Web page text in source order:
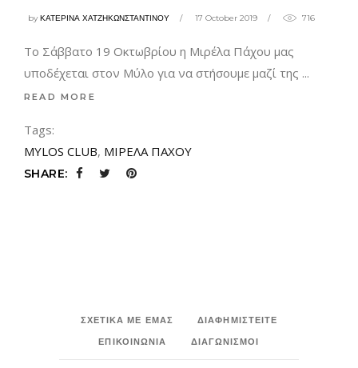
byΚΑΤΕΡΙΝΑ ΧΑΤΖΗΚΩΝΣΤΑΝΤΙΝΟΥ 17 October 2019 716
Το Σάββατο 19 Οκτωβρίου η Μιρέλα Πάχου μας
υποδέχεται στον Μύλο για να στήσουμε μαζί της
READ MORE
Tags:
MYLOS CLUB, ΜΙΡΕΛΑ ΠΑΧΟΥ
SHARE:
ΣΧΕΤΙΚΑ ΜΕ ΕΜΑΣ
ΔΙΑΦΗΜΙΣΤΕΙΤΕ
ΕΠΙΚΟΙΝΩΝΙΑ
ΔΙΑΓΩΝΙΣΜΟΙ